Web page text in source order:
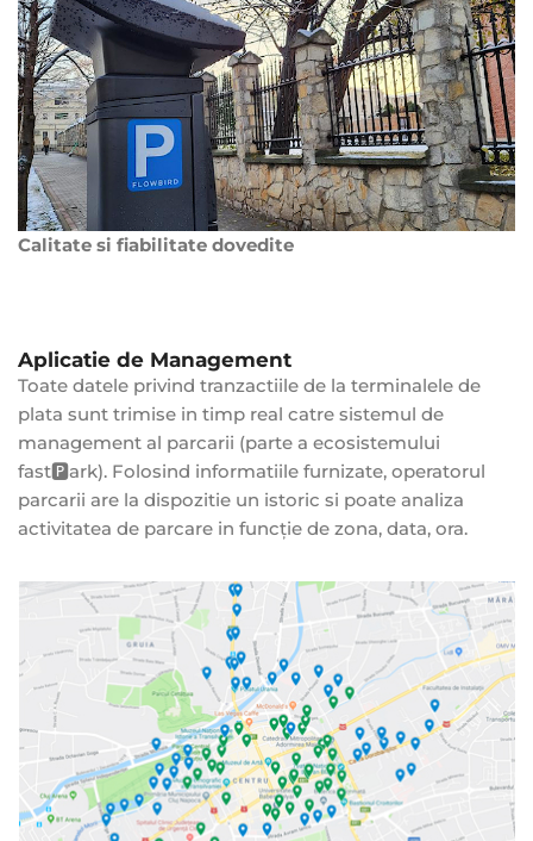
Calitate si fiabilitate dovedite
Aplicatie de Management
Toate datele privind tranzactiile de la terminalele de
plata sunt trimise in timp real catre sistemul de
management al parcarii (parte a ecosistemului
fast🅿️ark). Folosind informatiile furnizate, operatorul
parcarii are la dispozitie un istoric si poate analiza
activitatea de parcare in funcție de zona, data, ora.